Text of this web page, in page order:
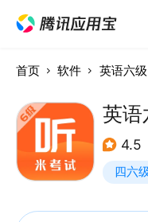
首页 软件 英语六级
英语
4.5
四六